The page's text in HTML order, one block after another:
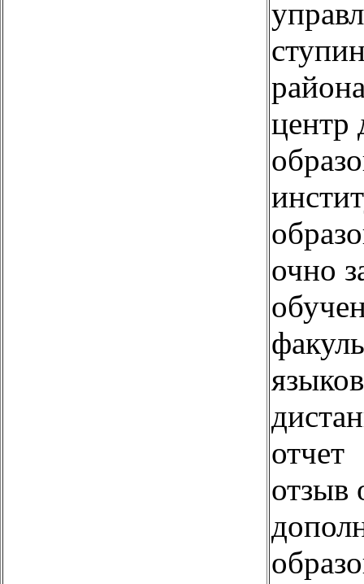
центр
очно
отчет
отзыв